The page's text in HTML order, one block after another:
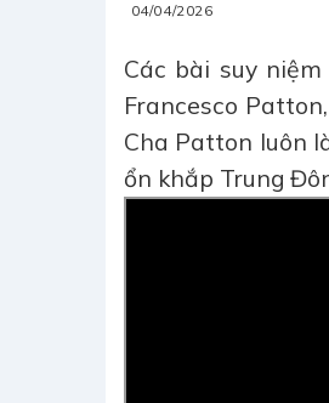
04/04/2026
Các bài suy
Francesco
Cha Patton luôn
ổn khắp Trung